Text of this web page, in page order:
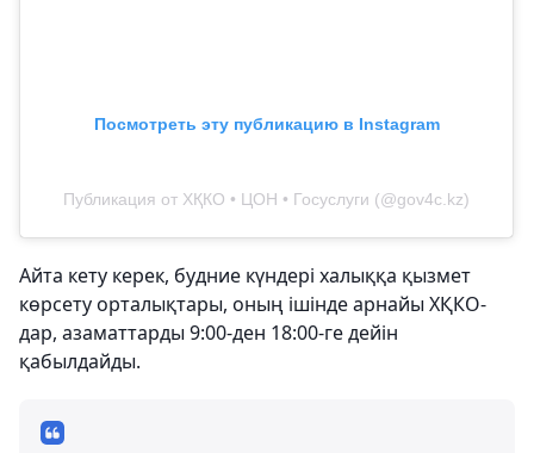
Посмотреть эту публикацию в Instagram
Публикация от ХҚКО • ЦОН • Госуслуги (@gov4c.kz)
Айта кету керек, будние күндері халыққа қызмет
көрсету орталықтары, оның ішінде арнайы ХҚКО-
дар, азаматтарды 9:00-ден 18:00-ге дейін
қабылдайды.